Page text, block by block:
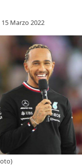
15 Marzo 2022